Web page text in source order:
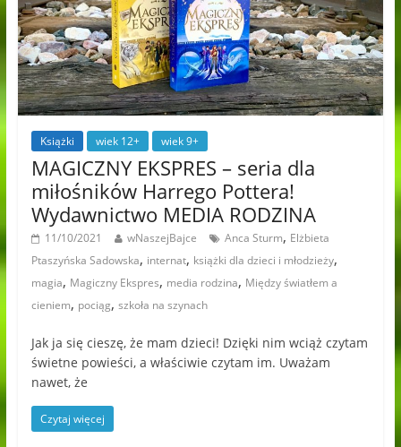
Książki wiek 12+ wiek 9+
MAGICZNY EKSPRES – seria dla
miłośników Harrego Pottera!
Wydawnictwo MEDIA RODZINA
11/10/2021 wNaszejBajce Anca Sturm, Elżbieta
Ptaszyńska Sadowska, internat, książki dla dzieci i młodzieży,
magia, Magiczny Ekspres, media rodzina, Między światłem a
cieniem, pociąg, szkoła na szynach
Jak ja się cieszę, że mam dzieci! Dzięki nim wciąż czytam
świetne powieści, a właściwie czytam im. Uważam
nawet, że
Czytaj więcej